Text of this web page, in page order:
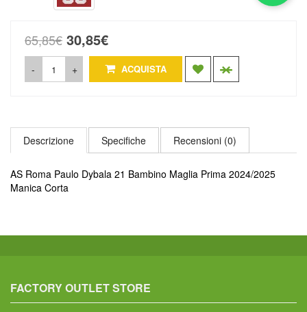
65,85€ 30,85€
- + ACQUISTA
Descrizione Specifiche Recensioni (0)
AS Roma Paulo Dybala 21 Bambino Maglia Prima 2024/2025
Manica Corta
FACTORY OUTLET STORE